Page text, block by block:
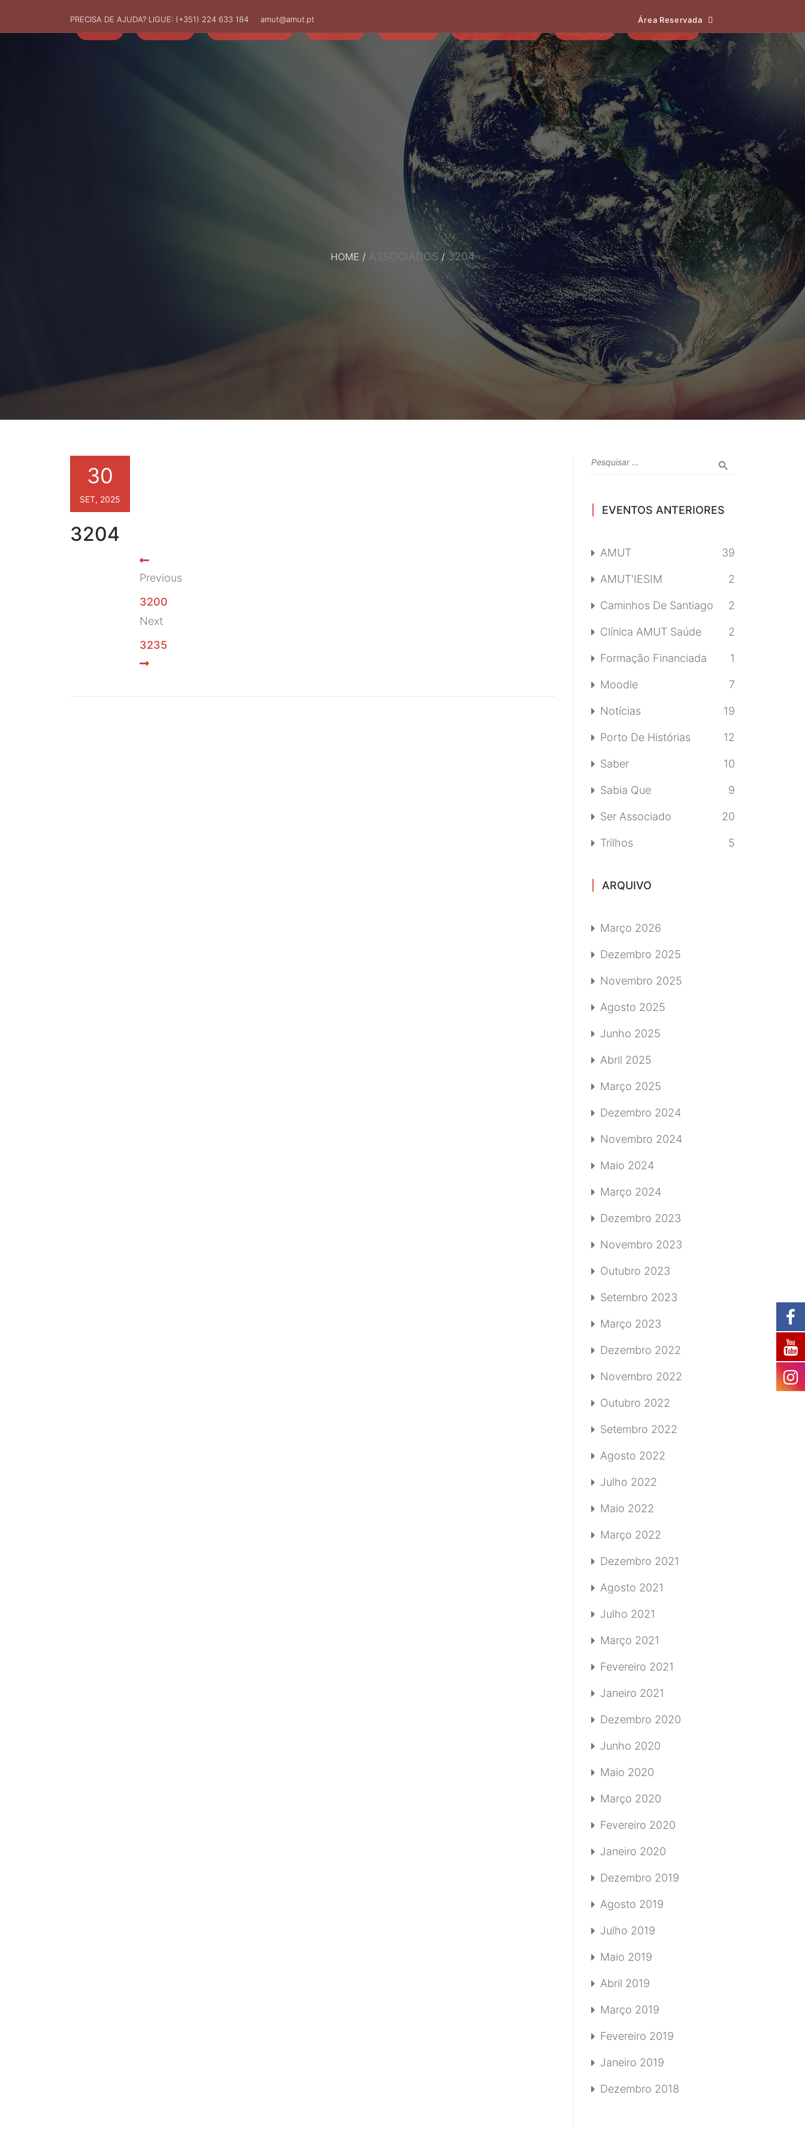
PRECISA DE AJUDA? LIGUE: (+351) 224 633 184 amut@amut.pt
Área Reservada
HOME / ASSOCIADOS / 3204
3204
30
SET, 2025
Previous
3200
Next
3235
EVENTOS ANTERIORES
AMUT 39
AMUT'IESIM 2
Caminhos De Santiago 2
Clínica AMUT Saúde 2
Formação Financiada 1
Moodle 7
Notícias 19
Porto De Histórias 12
Saber 10
Sabia Que 9
Ser Associado 20
Trilhos 5
ARQUIVO
Março 2026
Dezembro 2025
Novembro 2025
Agosto 2025
Junho 2025
Abril 2025
Março 2025
Dezembro 2024
Novembro 2024
Maio 2024
Março 2024
Dezembro 2023
Novembro 2023
Outubro 2023
Setembro 2023
Março 2023
Dezembro 2022
Novembro 2022
Outubro 2022
Setembro 2022
Agosto 2022
Julho 2022
Maio 2022
Março 2022
Dezembro 2021
Agosto 2021
Julho 2021
Março 2021
Fevereiro 2021
Janeiro 2021
Dezembro 2020
Junho 2020
Maio 2020
Março 2020
Fevereiro 2020
Janeiro 2020
Dezembro 2019
Agosto 2019
Julho 2019
Maio 2019
Abril 2019
Março 2019
Fevereiro 2019
Janeiro 2019
Dezembro 2018